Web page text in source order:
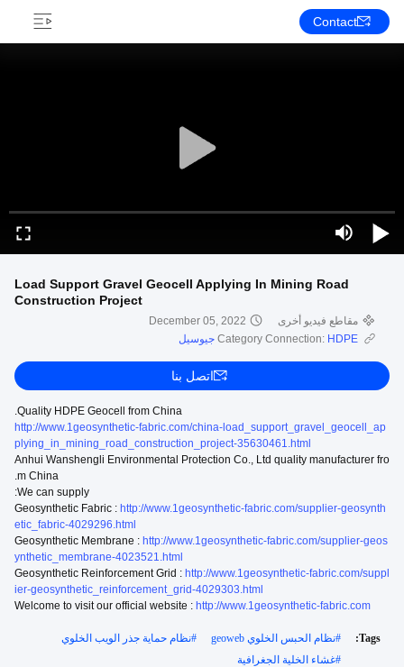
Contact
Load Support Gravel Geocell Applying In Mining Road
Construction Project
مقاطع فيديو أخرى
December 05, 2022
Category Connection: HDPE جيوسيل
اتصل بنا
Quality HDPE Geocell from China.
http://www.1geosynthetic-fabric.com/china-load_support_gravel_geocell_ap
plying_in_mining_road_construction_project-35630461.html
Anhui Wanshengli Environmental Protection Co., Ltd quality manufacturer fro
m China.
We can supply:
Geosynthetic Fabric : http://www.1geosynthetic-fabric.com/supplier-geosynth
etic_fabric-4029296.html
Geosynthetic Membrane : http://www.1geosynthetic-fabric.com/supplier-geos
ynthetic_membrane-4023521.html
Geosynthetic Reinforcement Grid : http://www.1geosynthetic-fabric.com/suppl
ier-geosynthetic_reinforcement_grid-4029303.html
Welcome to visit our official website : http://www.1geosynthetic-fabric.com
Tags:
#نظام الحبس الخلوي geoweb #نظام حماية جذر الويب الخلوي
#غشاء الخلية الجغرافية